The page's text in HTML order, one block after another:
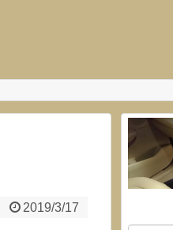
2019/3/17